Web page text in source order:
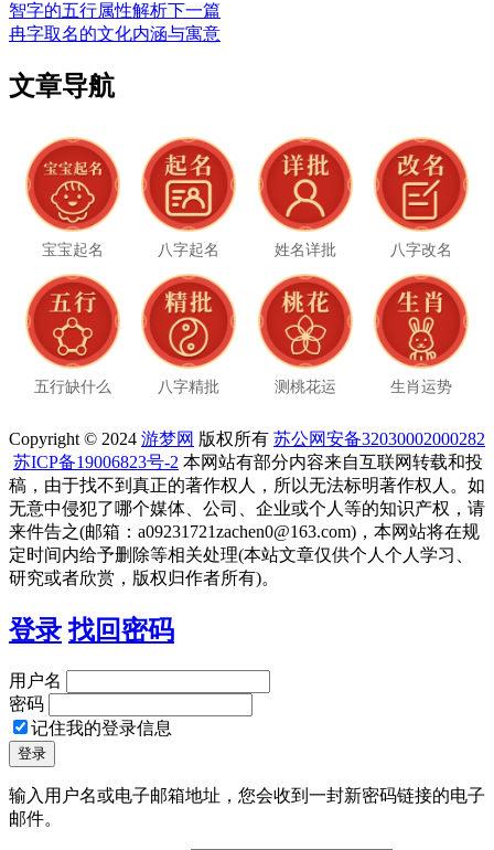
智字的五行属性解析下一篇
冉字取名的文化内涵与寓意
文章导航
宝宝起名 八字起名 姓名详批 八字改名
五行缺什么 八字精批 测桃花运 生肖运势
Copyright © 2024 游梦网 版权所有 苏公网安备32030002000282
苏ICP备19006823号-2 本网站有部分内容来自互联网转载和投
稿，由于找不到真正的著作权人，所以无法标明著作权人。如
无意中侵犯了哪个媒体、公司、企业或个人等的知识产权，请
来件告之(邮箱：a09231721zachen0@163.com)，本网站将在规
定时间内给予删除等相关处理(本站文章仅供个人个人学习、
研究或者欣赏，版权归作者所有)。
登录 找回密码
用户名
密码
记住我的登录信息
输入用户名或电子邮箱地址，您会收到一封新密码链接的电子
邮件。